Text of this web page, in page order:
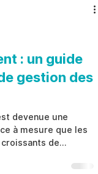
: un guide
gestion des
devenue une
à mesure que les
de
dans
de la